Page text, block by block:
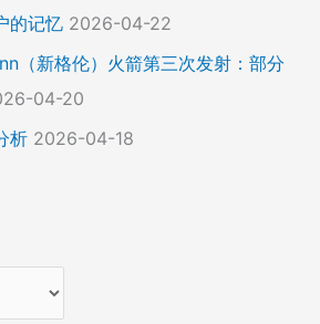
的记忆 2026-04-22
（新格伦）火箭第三次发射：部分
04-20
析 2026-04-18